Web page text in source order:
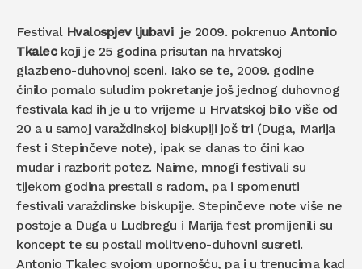
Festival Hvalospjev ljubavije 2009. pokrenuoAntonio
Tkaleckoji je 25 godina prisutan na hrvatskoj
glazbeno-duhovnoj sceni. Iako se te, 2009. godine
činilo pomalo suludim pokretanje još jednog duhovnog
festivala kad ih je u to vrijeme u Hrvatskoj bilo više od
20 a u samoj varaždinskoj biskupiji još tri (Duga, Marija
fest i Stepinčeve note), ipak se danas to čini kao
mudar i razborit potez. Naime, mnogi festivali su
tijekom godina prestali s radom, pa i spomenuti
festivali varaždinske biskupije. Stepinčeve note više ne
postoje a Duga u Ludbregu i Marija fest promijenili su
koncept te su postali molitveno-duhovni susreti.
Antonio Tkalec svojom upornošću, pa i u trenucima kad